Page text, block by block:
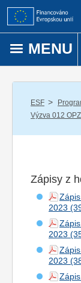
Přejít k obsahu
MENU
ESF /
Výzva 012
Zápisy z
2023
2023
2023